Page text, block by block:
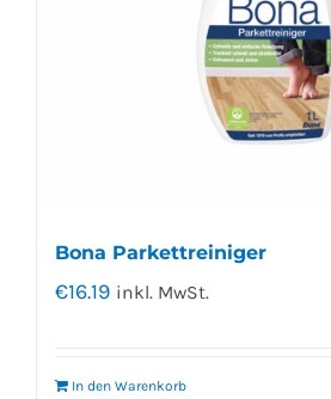
Bona Parkettreiniger
€16.19 inkl. MwSt.
In den Warenkorb